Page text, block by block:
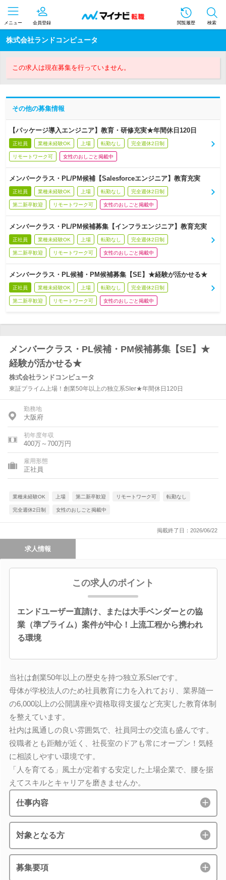
メニュー 会員登録 閲覧履歴 検索
株式会社ランドコンピュータ
この求人は現在募集を行っていません。
その他の募集情報
【パッケージ導入エンジニア】教育・研修充実★年間休日120日
正社員 業種未経験OK 上場 転勤なし 完全週休2日制
リモートワーク可 女性のおしごと掲載中
メンバークラス・PL/PM候補【Salesforceエンジニア】教育充実
正社員 業種未経験OK 上場 転勤なし 完全週休2日制
第二新卒歓迎 リモートワーク可 女性のおしごと掲載中
メンバークラス・PL/PM候補募集【インフラエンジニア】教育充実
正社員 業種未経験OK 上場 転勤なし 完全週休2日制
第二新卒歓迎 リモートワーク可 女性のおしごと掲載中
メンバークラス・PL候補・PM候補募集【SE】★経験が活かせる★
正社員 業種未経験OK 上場 転勤なし 完全週休2日制
第二新卒歓迎 リモートワーク可 女性のおしごと掲載中
メンバークラス・PL候補・PM候補募集【SE】★
経験が活かせる★
株式会社ランドコンピュータ
東証プライム上場！創業50年以上の独立系SIer★年間休日120日
勤務地
大阪府
初年度年収
400万～700万円
雇用形態
正社員
業種未経験OK 上場 第二新卒歓迎 リモートワーク可 転勤なし
完全週休2日制 女性のおしごと掲載中
掲載終了日：2026/06/22
求人情報
この求人のポイント
エンドユーザー直請け、または大手ベンダーとの協
業（準プライム）案件が中心！上流工程から携われ
る環境
当社は創業50年以上の歴史を持つ独立系SIerです。
母体が学校法人のため社員教育に力を入れており、業界随一
の6,000以上の公開講座や資格取得支援など充実した教育体制
を整えています。
社内は風通しの良い雰囲気で、社員同士の交流も盛んです。
役職者とも距離が近く、社長室のドアも常にオープン！気軽
に相談しやすい環境です。
「人を育てる」風土が定着する安定した上場企業で、腰を据
えてスキルとキャリアを磨きませんか。
仕事内容
対象となる方
募集要項